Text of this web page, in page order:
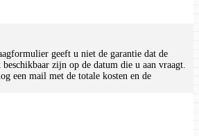
geeft u niet de garantie dat de
zijn op de datum die u aan vraagt.
een mail met de totale kosten en de